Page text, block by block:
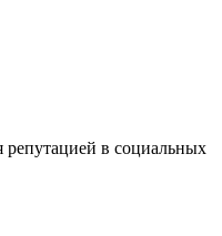
репутацией в социальных